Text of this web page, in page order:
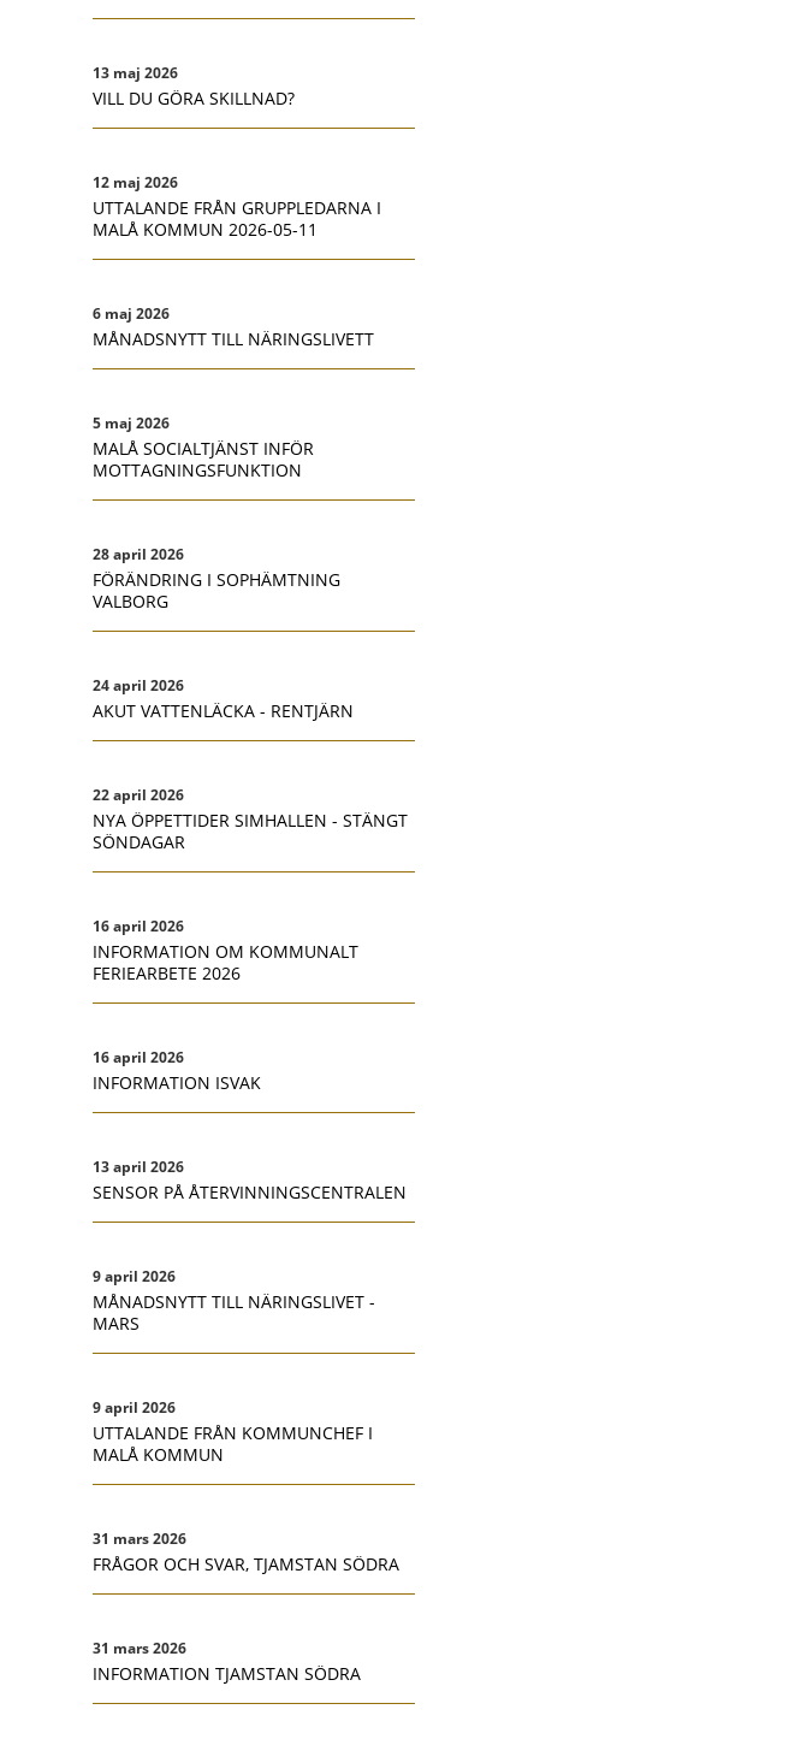
13 maj 2026
VILL DU GÖRA SKILLNAD?
12 maj 2026
UTTALANDE FRÅN GRUPPLEDARNA I
MALÅ KOMMUN 2026-05-11
6 maj 2026
MÅNADSNYTT TILL NÄRINGSLIVETT
5 maj 2026
MALÅ SOCIALTJÄNST INFÖR
MOTTAGNINGSFUNKTION
28 april 2026
FÖRÄNDRING I SOPHÄMTNING
VALBORG
24 april 2026
AKUT VATTENLÄCKA - RENTJÄRN
22 april 2026
NYA ÖPPETTIDER SIMHALLEN - STÄNGT
SÖNDAGAR
16 april 2026
INFORMATION OM KOMMUNALT
FERIEARBETE 2026
16 april 2026
INFORMATION ISVAK
13 april 2026
SENSOR PÅ ÅTERVINNINGSCENTRALEN
9 april 2026
MÅNADSNYTT TILL NÄRINGSLIVET -
MARS
9 april 2026
UTTALANDE FRÅN KOMMUNCHEF I
MALÅ KOMMUN
31 mars 2026
FRÅGOR OCH SVAR, TJAMSTAN SÖDRA
31 mars 2026
INFORMATION TJAMSTAN SÖDRA